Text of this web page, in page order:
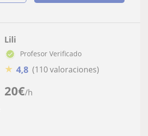
20€/h
Lili
Profesor Verificado
★ 4,8 (110 valoraciones)